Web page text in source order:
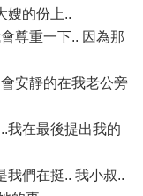
嫂的份上..
尊重一下.. 因為那
安靜的在我老公旁
我在最後提出我的
我們在挺.. 我小叔..